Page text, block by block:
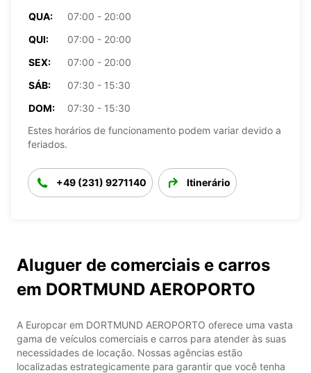
QUA:
07:00 - 20:00
QUI:
07:00 - 20:00
SEX:
07:00 - 20:00
SÁB:
07:30 - 15:30
DOM:
07:30 - 15:30
Estes horários de funcionamento podem variar devido a
feriados.
+49 (231) 9271140 Itinerário
Aluguer de comerciais e carros
em DORTMUND AEROPORTO
A Europcar em DORTMUND AEROPORTO oferece uma vasta
gama de veículos comerciais e carros para atender às suas
necessidades de locação. Nossas agências estão
localizadas estrategicamente para garantir que você tenha